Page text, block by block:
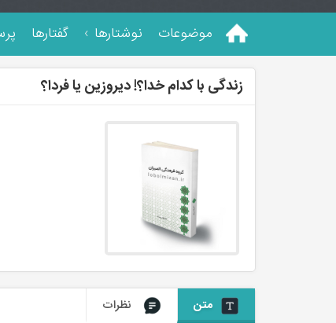
موضوعات نوشتارها گفتارها
زندگی با کدام خدا؟! دیروزین یا فردا؟
متن نظرات